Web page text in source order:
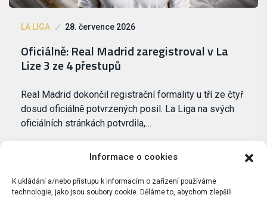
Informace o cookies
K ukládání a/nebo přístupu k informacím o zařízení používáme
technologie, jako jsou soubory cookie. Děláme to, abychom zlepšili
LA LIGA 28. července 2026
Oficiálně: Real Madrid zaregistroval v La
Lize 3 ze 4 přestupů
Real Madrid dokončil registrační formality u tří ze čtyř
dosud oficiálně potvrzených posil. La Liga na svých
oficiálních stránkách potvrdila,…